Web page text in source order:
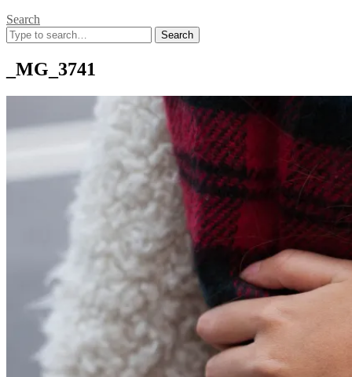
Search
Search
for:
_MG_3741